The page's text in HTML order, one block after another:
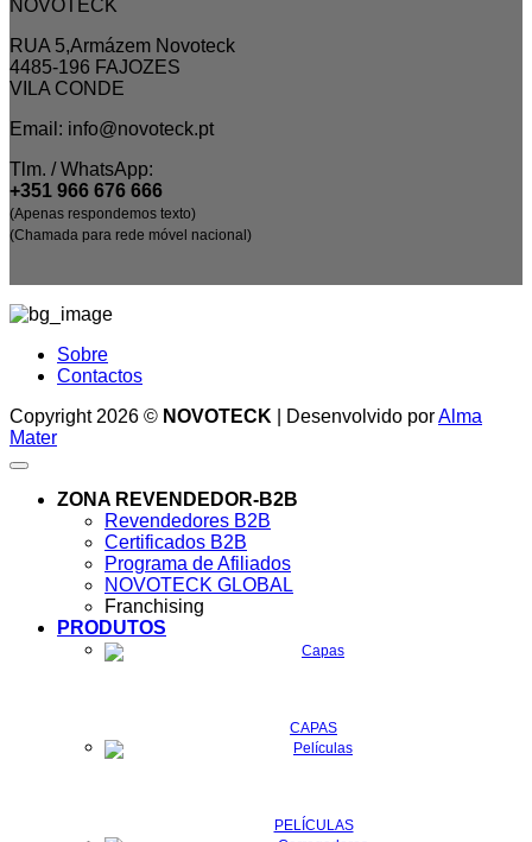
NOVOTECK
RUA 5,Armázem Novoteck
4485-196 FAJOZES
VILA CONDE
Email: info@novoteck.pt
Tlm. / WhatsApp:
+351 966 676 666
(Apenas respondemos texto)
(Chamada para rede móvel nacional)
Sobre
Contactos
Copyright 2026 © NOVOTECK | Desenvolvido porAlma
Mater
ZONA REVENDEDOR-B2B
Revendedores B2B
Certificados B2B
Programa de Afiliados
NOVOTECK GLOBAL
Franchising
PRODUTOS
CAPAS
PELÍCULAS